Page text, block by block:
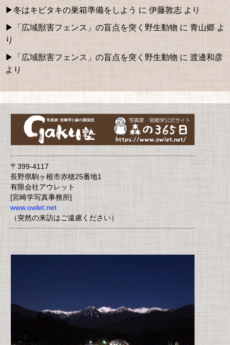
冬はキビタキの巣箱準備をしよう に 伊藤敦志 より
「広域獣害フェンス」の盲点を突く野生動物 に 青山郷 よ
り
「広域獣害フェンス」の盲点を突く野生動物 に 渡邊和彦
より
〒399-4117
長野県駒ヶ根市赤穂25番地1
有限会社アウレット
[宮崎学写真事務所]
www.owlet.net
（突然の来訪はご遠慮ください）